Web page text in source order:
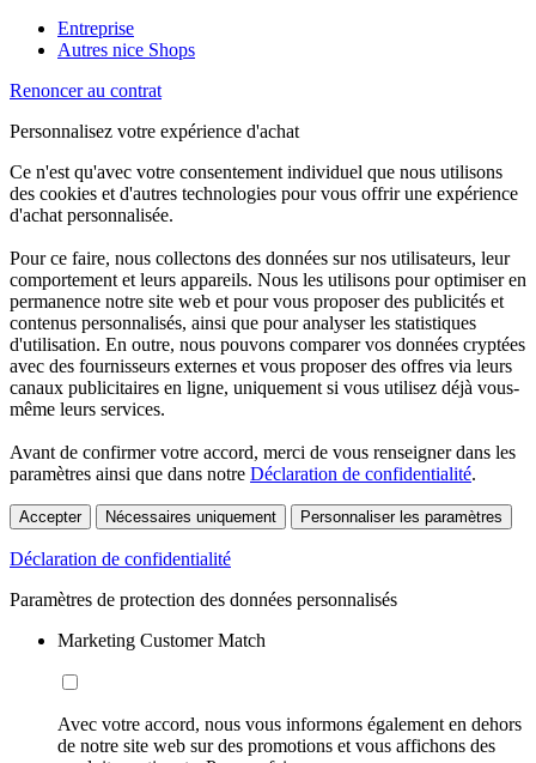
Entreprise
Autres nice Shops
Renoncer au contrat
Personnalisez votre expérience d'achat
Ce n'est qu'avec votre consentement individuel que nous utilisons
des cookies et d'autres technologies pour vous offrir une expérience
d'achat personnalisée.
Pour ce faire, nous collectons des données sur nos utilisateurs, leur
comportement et leurs appareils. Nous les utilisons pour optimiser en
permanence notre site web et pour vous proposer des publicités et
contenus personnalisés, ainsi que pour analyser les statistiques
d'utilisation. En outre, nous pouvons comparer vos données cryptées
avec des fournisseurs externes et vous proposer des offres via leurs
canaux publicitaires en ligne, uniquement si vous utilisez déjà vous-
même leurs services.
Avant de confirmer votre accord, merci de vous renseigner dans les
paramètres ainsi que dans notre Déclaration de confidentialité.
Accepter Nécessaires uniquement Personnaliser les paramètres
Déclaration de confidentialité
Paramètres de protection des données personnalisés
Marketing Customer Match
Avec votre accord, nous vous informons également en dehors
de notre site web sur des promotions et vous affichons des